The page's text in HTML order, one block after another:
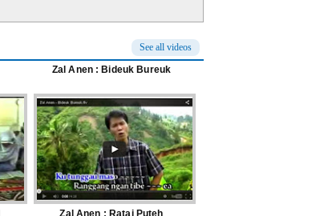
See all videos
Zal Anen : Bideuk Bureuk
Zal Anen : Ratai Puteh